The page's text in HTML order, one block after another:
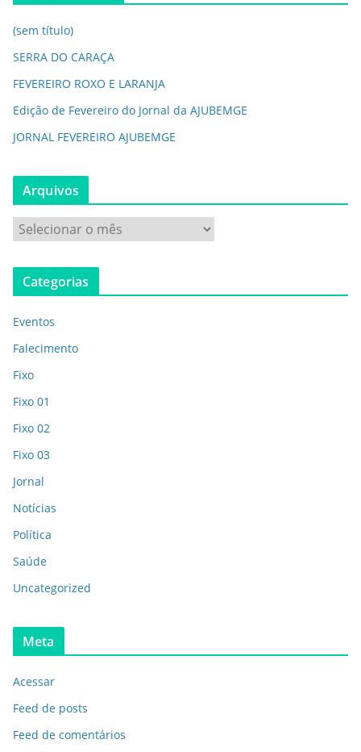
(sem título)
SERRA DO CARAÇA
FEVEREIRO ROXO E LARANJA
Edição de Fevereiro do Jornal da AJUBEMGE
JORNAL FEVEREIRO AJUBEMGE
Arquivos
Categorias
Eventos
Falecimento
Fixo
Fixo 01
Fixo 02
Fixo 03
Jornal
Notícias
Política
Saúde
Uncategorized
Meta
Acessar
Feed de posts
Feed de comentários